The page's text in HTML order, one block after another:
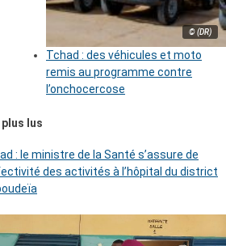
© (DR)
Tchad : des véhicules et moto
remis au programme contre
l’onchocercose
plus lus
: le ministre de la Santé s’assure de
des activités à l’hôpital du district